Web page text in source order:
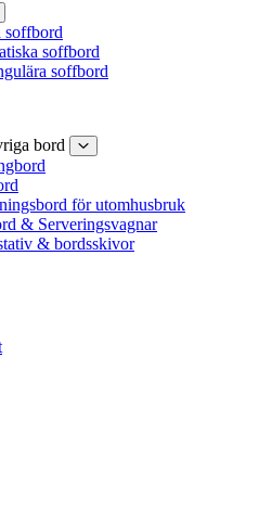
soffbord
soffbord
soffbord
bord
för utomhusbruk
& Serveringsvagnar
& bordsskivor